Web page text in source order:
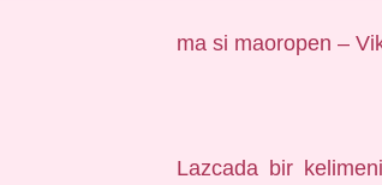
ma si maoropen –
Lazcada bir